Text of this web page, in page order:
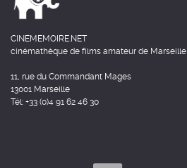
CINEMEMOIRE.NET
cinémathèque de films amateur de Marseille
11, rue du Commandant Mages
13001 Marseille
Tél: +33 (0)4 91 62 46 30